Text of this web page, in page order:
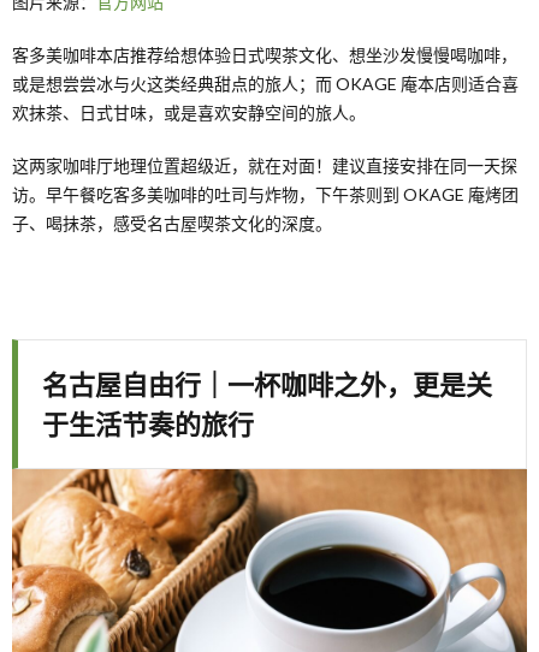
客多美咖啡本店推荐给想体验日式喫茶文化、想坐沙发慢慢喝咖啡，
或是想尝尝冰与火这类经典甜点的旅人；而 OKAGE 庵本店则适合喜
欢抹茶、日式甘味，或是喜欢安静空间的旅人。
这两家咖啡厅地理位置超级近，就在对面！建议直接安排在同一天探
访。早午餐吃客多美咖啡的吐司与炸物，下午茶则到 OKAGE 庵烤团
子、喝抹茶，感受名古屋喫茶文化的深度。
名古屋自由行｜一杯咖啡之外，更是关
于生活节奏的旅行